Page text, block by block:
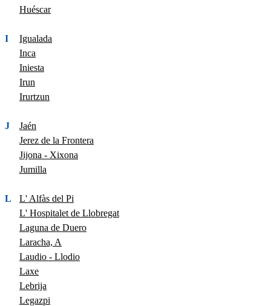
Huéscar
I
Igualada
Inca
Iniesta
Irun
Irurtzun
J
Jaén
Jerez de la Frontera
Jijona - Xixona
Jumilla
L
L' Alfàs del Pi
L' Hospitalet de Llobregat
Laguna de Duero
Laracha, A
Laudio - Llodio
Laxe
Lebrija
Legazpi